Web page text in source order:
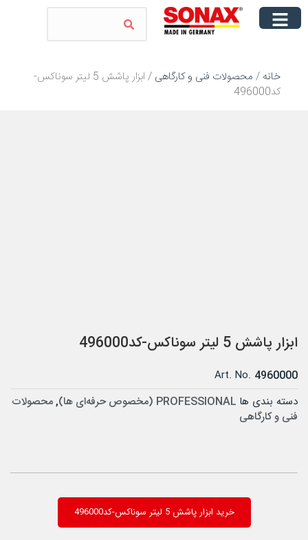
خانه / محصولات فنی و کارگاهی
/ ابزار پاشش 5 لیتر سوناکس-
کد496000
ابزار پاشش 5 لیتر سوناکس-کد496000
Art. No. 4960000
دسته بندی ها PROFESSIONAL (مخصوص حرفه‌ای ها) ,محصولات
فنی و کارگاهی
خرید ابزار پاشش 5 لیتر سوناکس-کد496000